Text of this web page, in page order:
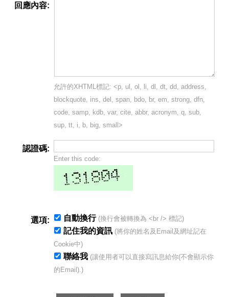
回應內容:
允許的XHTML標記: <p, ul, ol, li, dl, dt, dd, address,
blockquote, ins, del, span, bdo, br, em, strong, dfn,
code, samp, kdb, var, cite, abbr, acronym, q, sub,
sup, tt, i, b, big, small>
認證碼:
Enter this code:
選項: 自動換行 (換行會被轉換為 <br /> 標記)
記住我的資訊 (將你的姓名及Email及網址記在
Cookie中)
聯絡我 (讓使用者可以直接寫訊息給你(不會顯示你
的Email).)